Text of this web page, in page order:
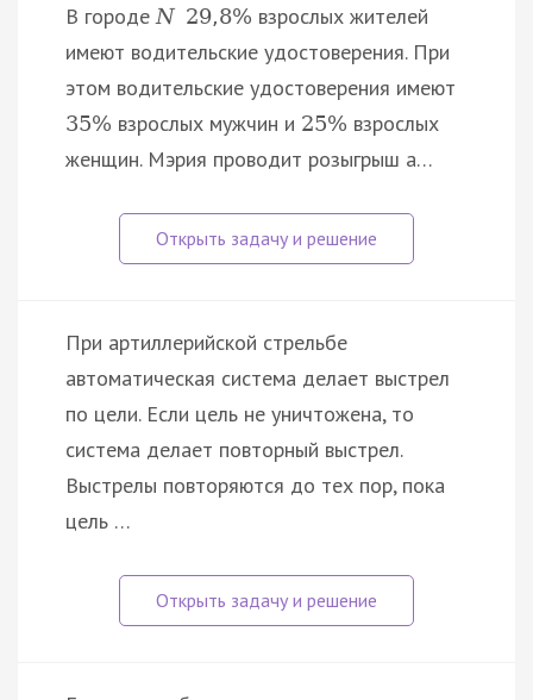
В городеN 29,8% взрослых жителей
имеют водительские удостоверения. При
этом водительские удостоверения имеют
35% взрослых мужчин и 25% взрослых
женщин. Мэрия проводит розыгрыш а…
При артиллерийской стрельбе
автоматическая система делает выстрел
по цели. Если цель не уничтожена, то
система делает повторный выстрел.
Выстрелы повторяются до тех пор, пока
цель …